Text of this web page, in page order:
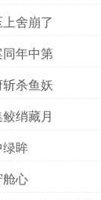
舍崩了
年中第
杀鱼妖
绡藏月
眸
心